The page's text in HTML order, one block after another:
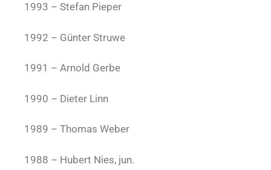
1993 – Stefan Pieper
1992 – Günter Struwe
1991 – Arnold Gerbe
1990 – Dieter Linn
1989 – Thomas Weber
1988 – Hubert Nies, jun.